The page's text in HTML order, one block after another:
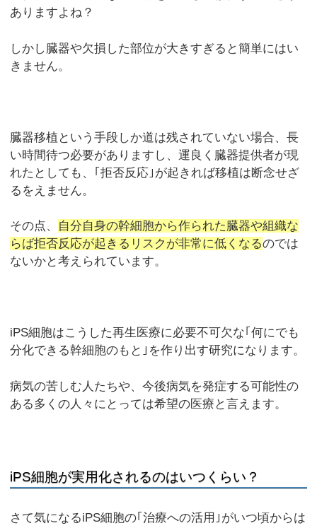
ありますよね？
しかし臓器や欠損した部位が大きすぎると簡単にはい
きません。
臓器移植という手段しか道は残されていない場合、長
い時間待つ必要がありますし、運良く臓器提供者が現
れたとしても、｢拒否反応｣が起きれば移植は断念せざ
るをえません。
その点、 自分自身の幹細胞から作られた臓器や組織な
らば拒否反応が起きるリスクが非常に低くなるのでは
ないかと考えられています。
iPS細胞はこうした再生医療に必要不可欠な｢何にでも
分化できる幹細胞のもと｣を作り出す研究になります。
病気の苦しむ人たちや、今後病気を発症する可能性の
ある多くの人々にとっては希望の医療と言えます。
iPS細胞が実用化されるのはいつくらい？
さて気になるiPS細胞の｢治療への活用｣がいつ頃からは